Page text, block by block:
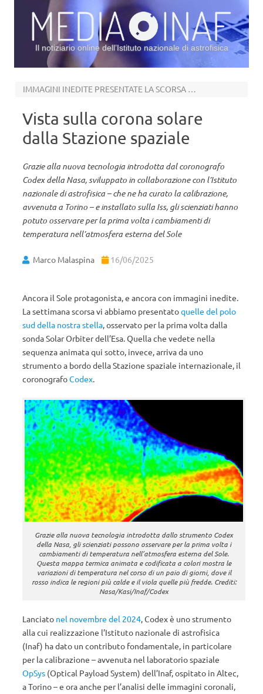
Il notiziario online dell’Istituto nazionale di astrofisica
IMMAGINI INEDITE PRESENTATE LA SCORSA SETTIMANA AL MEETING AAS
Vista sulla corona solare
dalla Stazione spaziale
Grazie alla nuova tecnologia introdotta dal coronografo
Codex della Nasa, sviluppato in collaborazione con l’Istituto
nazionale di astrofisica – che ne ha curato la calibrazione,
avvenuta a Torino – e installato sulla Iss, gli scienziati hanno
potuto osservare per la prima volta i cambiamenti di
temperatura nell’atmosfera esterna del Sole
Marco Malaspina 16/06/2025
Ancora il Sole protagonista, e ancora con immagini inedite.
La settimana scorsa vi abbiamo presentatoquelle del polo
sud della nostra stella, osservato per la prima volta dalla
sonda Solar Orbiter dell’Esa. Quella che vedete nella
sequenza animata qui sotto, invece, arriva da uno
strumento a bordo della Stazione spaziale internazionale, il
coronografoCodex.
Grazie alla nuova tecnologia introdotta dallo strumento Codex
della Nasa, gli scienziati possono osservare per la prima volta i
cambiamenti di temperatura nell’atmosfera esterna del Sole.
Questa mappa termica animata e codificata a colori mostra le
variazioni di temperatura nel corso di un paio di giorni, dove il
rosso indica le regioni più calde e il viola quelle più fredde. Crediti:
Nasa/Kasi/Inaf/Codex
Lanciato nel novembre del 2024, Codex è uno strumento
alla cui realizzazione l’Istituto nazionale di astrofisica
(Inaf) ha dato un contributo fondamentale, in particolare
per la calibrazione – avvenuta nel laboratorio spaziale
OpSys (Optical Payload System) dell’Inaf, ospitato in Altec,
a Torino – e ora anche per l’analisi delle immagini coronali,